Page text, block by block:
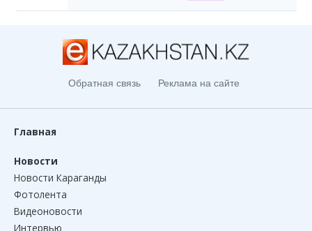
Обратная связь Реклама на сайте
Главная
Новости
Новости Караганды
Фотолента
Видеоновости
Интервью